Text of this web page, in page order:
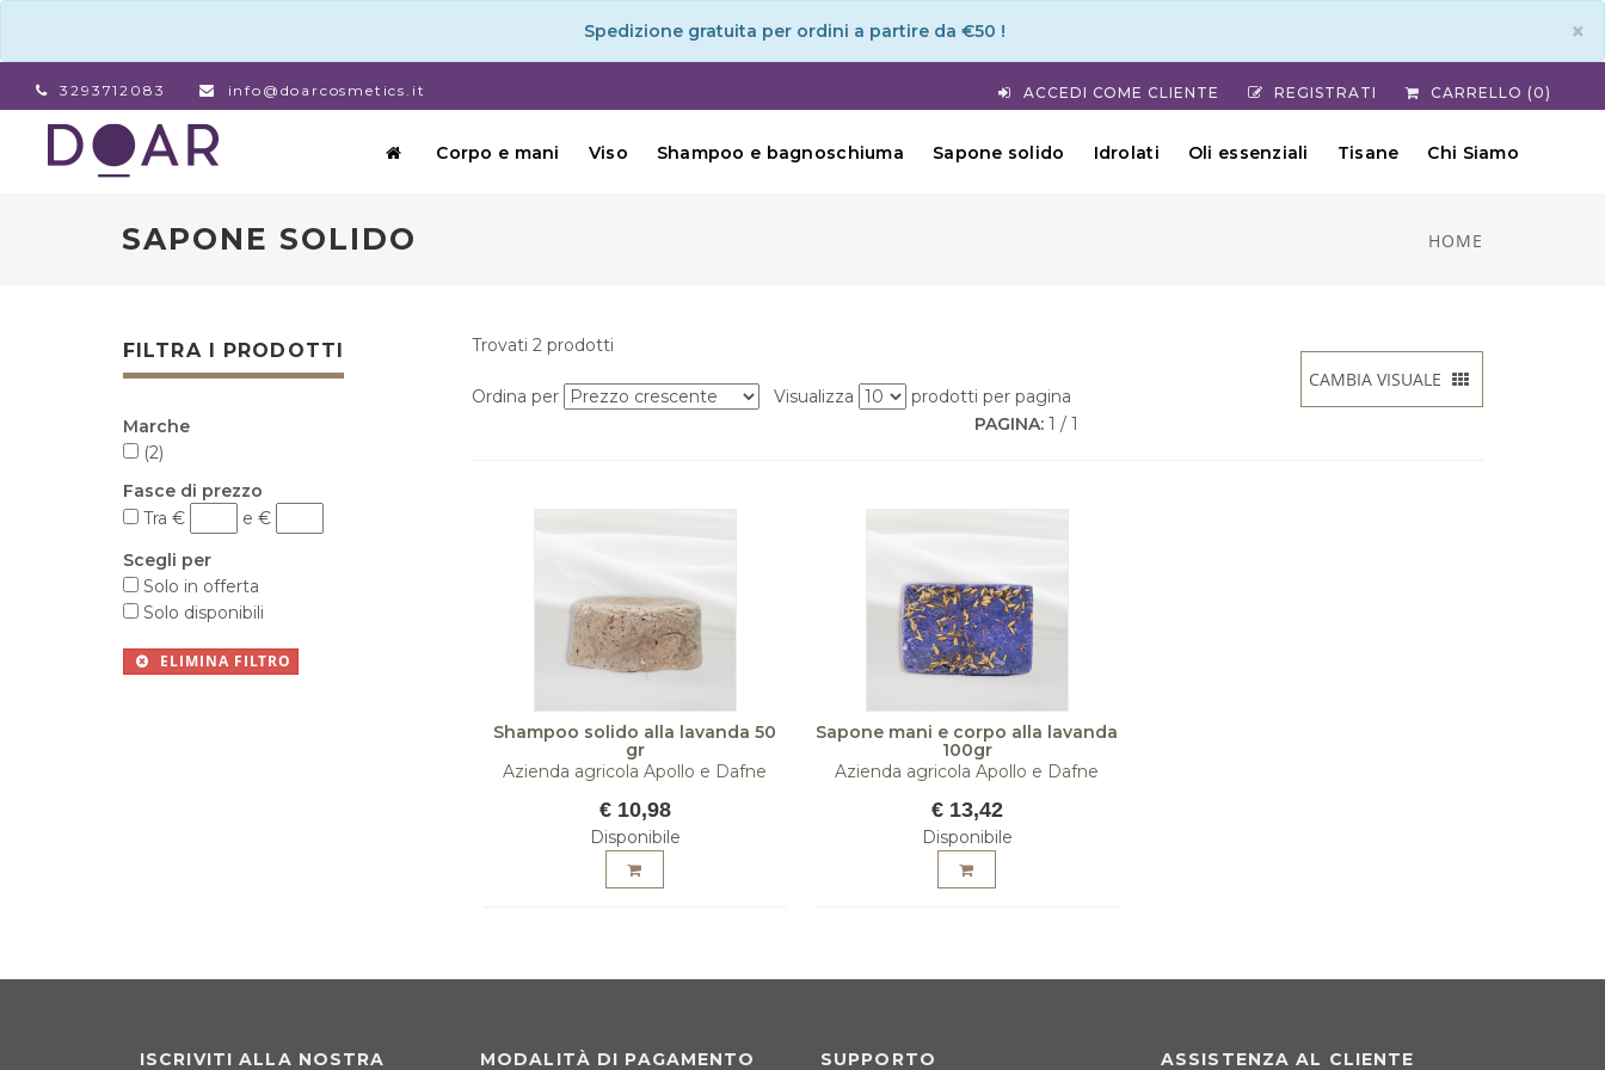
×
Spedizione gratuita per ordini a partire da €50 !
3293712083 info@doarcosmetics.it ACCEDI COME CLIENTE REGISTRATI CARRELLO (0)
Corpo e mani Viso Shampoo e bagnoschiuma Sapone solido Idrolati Oli essenziali Tisane Chi Siamo
SAPONE SOLIDO HOME
FILTRA I PRODOTTI
Marche
(2)
Fasce di prezzo
Tra €
e €
Scegli per
Solo in offerta
Solo disponibili
ELIMINA FILTRO
CAMBIA VISUALE
Trovati 2 prodotti
Ordina per Visualizza
prodotti per pagina
PAGINA: 1 / 1
Shampoo solido alla lavanda 50
gr
Azienda agricola Apollo e Dafne
€ 10,98
Disponibile
Sapone mani e corpo alla lavanda
100gr
Azienda agricola Apollo e Dafne
€ 13,42
Disponibile
ISCRIVITI ALLA NOSTRA
MODALITÀ DI PAGAMENTO SUPPORTO ASSISTENZA AL CLIENTE